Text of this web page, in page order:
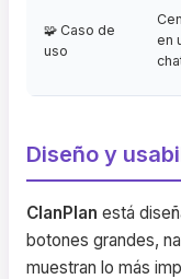
🧩 Caso de
uso
en
Diseño y
ClanPlan está
botones grandes,
muestran lo más